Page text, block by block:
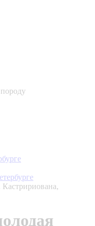
Кастририована,